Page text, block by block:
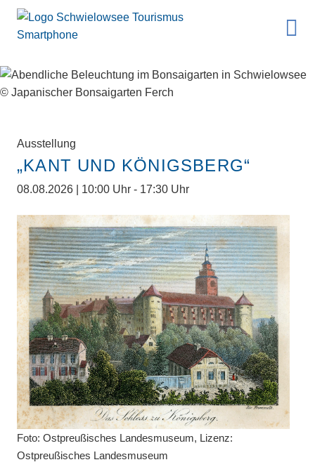
Ausstellung
„KANT UND KÖNIGSBERG“
08.08.2026 | 10:00 Uhr - 17:30 Uhr
Foto: Ostpreußisches Landesmuseum, Lizenz:
Ostpreußisches Landesmuseum